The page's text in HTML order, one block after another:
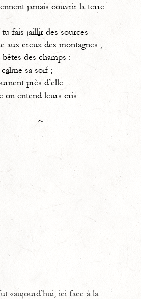
jamais couvrir la terre.
tu fais jaillir des sources
aux creux des montagnes ;
bêtes des champs :
alme sa soif ;
urnent près d’elle :
on entend leurs cris.
«aujourd’hui, ici face à la